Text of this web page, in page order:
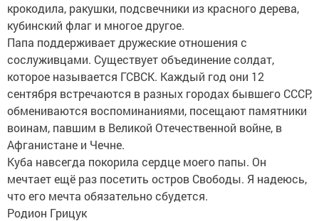
крокодила, ракушки, подсвечники из красного дерева,
кубинский флаг и многое другое.
Папа поддерживает дружеские отношения с
сослуживцами. Существует объединение солдат,
которое называется ГСВСК. Каждый год они 12
сентября встречаются в разных городах бывшего СССР,
обмениваются воспоминаниями, посещают памятники
воинам, павшим в Великой Отечественной войне, в
Афганистане и Чечне.
Куба навсегда покорила сердце моего папы. Он
мечтает ещё раз посетить остров Свободы. Я надеюсь,
что его мечта обязательно сбудется.
Родион Грицук